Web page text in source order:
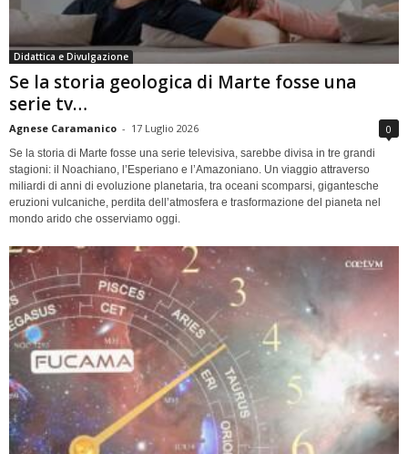
Didattica e Divulgazione
Se la storia geologica di Marte fosse una
serie tv…
Agnese Caramanico - 17 Luglio 2026 0
Se la storia di Marte fosse una serie televisiva, sarebbe divisa in tre grandi
stagioni: il Noachiano, l’Esperiano e l’Amazoniano. Un viaggio attraverso
miliardi di anni di evoluzione planetaria, tra oceani scomparsi, gigantesche
eruzioni vulcaniche, perdita dell’atmosfera e trasformazione del pianeta nel
mondo arido che osserviamo oggi.